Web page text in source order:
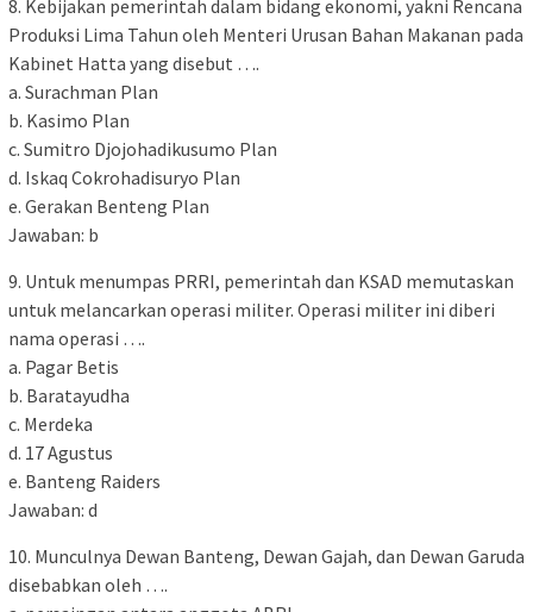
8. Kebijakan pemerintah dalam bidang ekonomi, yakni Rencana
Produksi Lima Tahun oleh Menteri Urusan Bahan Makanan pada
Kabinet Hatta yang disebut ….
a. Surachman Plan
b. Kasimo Plan
c. Sumitro Djojohadikusumo Plan
d. Iskaq Cokrohadisuryo Plan
e. Gerakan Benteng Plan
Jawaban: b
9. Untuk menumpas PRRI, pemerintah dan KSAD memutaskan
untuk melancarkan operasi militer. Operasi militer ini diberi
nama operasi ….
a. Pagar Betis
b. Baratayudha
c. Merdeka
d. 17 Agustus
e. Banteng Raiders
Jawaban: d
10. Munculnya Dewan Banteng, Dewan Gajah, dan Dewan Garuda
disebabkan oleh ….